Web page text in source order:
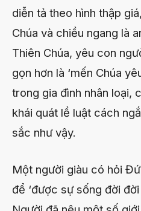
diễn tả theo hình thập
Chúa và chiều ngang là
Thiên Chúa, yêu con
gọn hơn là ‘mến Chúa
trong gia đình nhân loại,
khái quát lề luật cách
sắc như vậy.
Một người giàu có hỏi
để ‘được sự sống đời đời